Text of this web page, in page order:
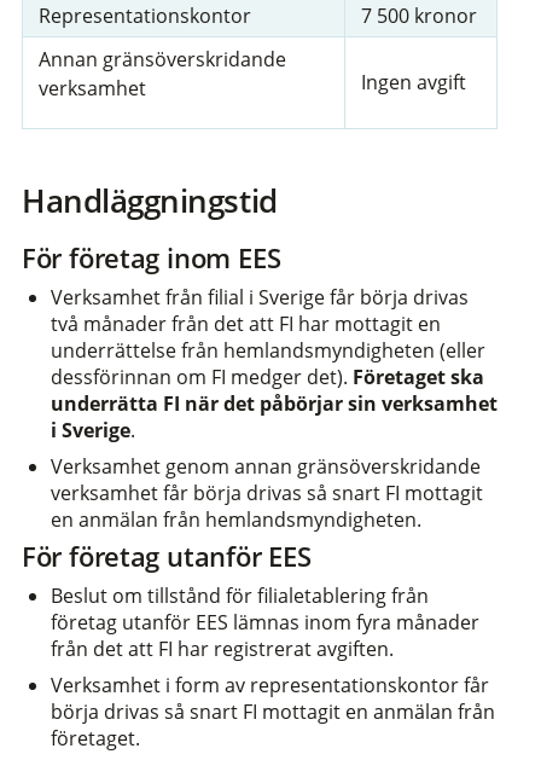
Representationskontor
7 500 kronor
Annan gränsöverskridande
verksamhet
Ingen avgift
Handläggningstid
För företag inom EES
Verksamhet från filial i Sverige får börja drivas
två månader från det att FI har mottagit en
underrättelse från hemlandsmyndigheten (eller
dessförinnan om FI medger det). Företaget ska
underrätta FI när det påbörjar sin verksamhet
i Sverige.
Verksamhet genom annan gränsöverskridande
verksamhet får börja drivas så snart FI mottagit
en anmälan från hemlandsmyndigheten.
För företag utanför EES
Beslut om tillstånd för filialetablering från
företag utanför EES lämnas inom fyra månader
från det att FI har registrerat avgiften.
Verksamhet i form av representationskontor får
börja drivas så snart FI mottagit en anmälan från
företaget.